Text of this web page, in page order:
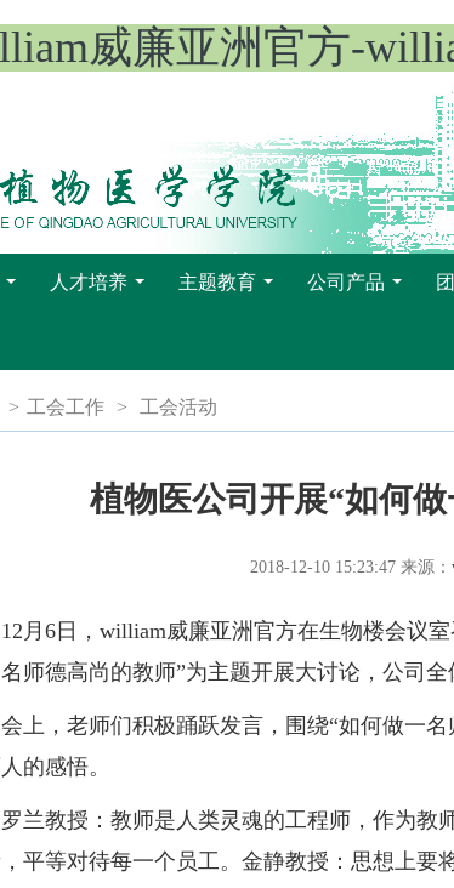
威廉亚洲官方-
人才培养 主题教育 公司产品
> 工会工作 > 工会活动
植物医公司开展“如何
2018-12-10 15:23:47 来源：
6日，william威廉亚洲官方在生物楼会议室
师德高尚的教师”为主题开展大讨论，公司
，老师们积极踊跃发言，围绕“如何做一名
的感悟。
教授：教师是人类灵魂的工程师，作为教
平等对待每一个员工。金静教授：思想上要